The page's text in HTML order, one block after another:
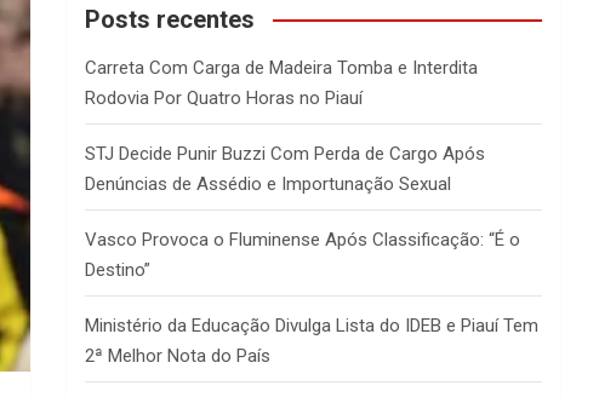
c
Posts recentes
Carreta Com Carga de Madeira Tomba e Interdita
Rodovia Por Quatro Horas no Piauí
STJ Decide Punir Buzzi Com Perda de Cargo Após
Denúncias de Assédio e Importunação Sexual
Vasco Provoca o Fluminense Após Classificação: “É o
Destino”
Ministério da Educação Divulga Lista do IDEB e Piauí Tem
2ª Melhor Nota do País